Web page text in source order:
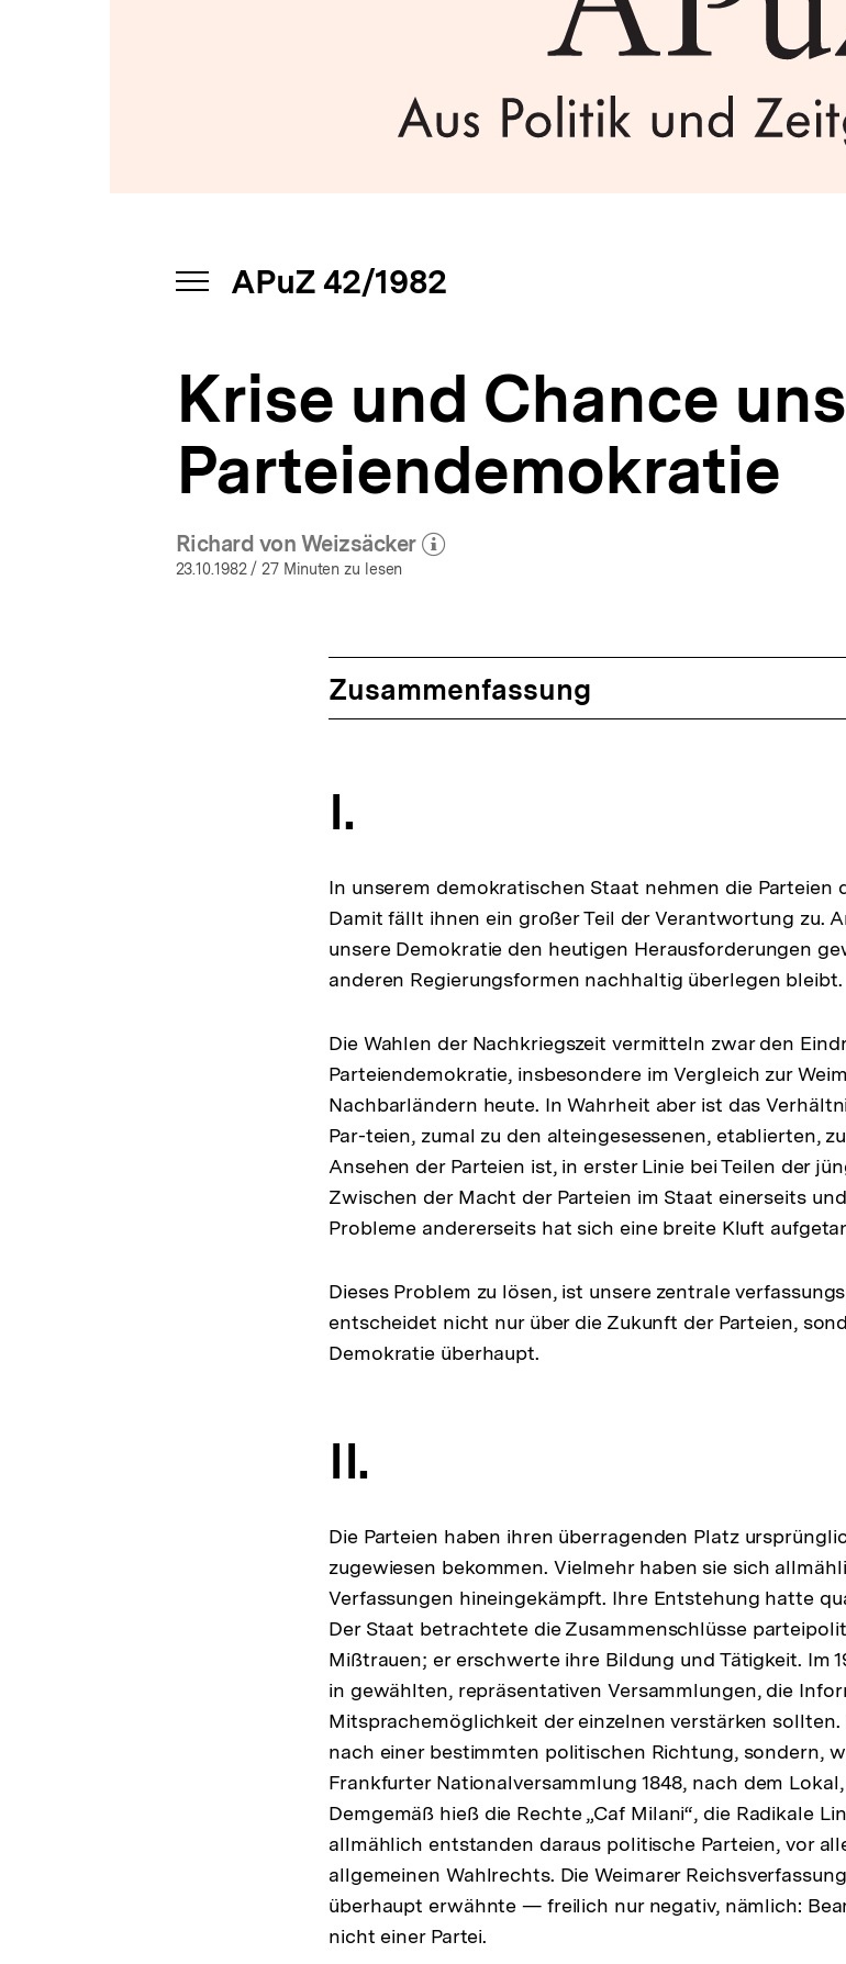
INHALTSNAVIGATION
APuZ 42/1982
Krise und Chance
Parteiendemokratie
Richard von Weizsäcker
(Mehr zum Autor)
23.10.1982/ 27 Minuten zu lesen
Zusammenfassung
I.
In unserem demokratischen Staat nehmen die Parteien
Damit fällt ihnen ein großer Teil der Verantwortung zu.
unsere Demokratie den heutigen Herausforderungen
anderen Regierungsformen nachhaltig überlegen bleibt.
Die Wahlen der Nachkriegszeit vermitteln zwar den
Parteiendemokratie, insbesondere im Vergleich zur
Nachbarländern heute. In Wahrheit aber ist das
Par-teien, zumal zu den alteingesessenen, etablierten,
Ansehen der Parteien ist, in erster Linie bei Teilen der
Zwischen der Macht der Parteien im Staat einerseits
Probleme andererseits hat sich eine breite Kluft
Dieses Problem zu lösen, ist unsere zentrale
entscheidet nicht nur über die Zukunft der Parteien,
Demokratie überhaupt.
II.
Die Parteien haben ihren überragenden Platz
zugewiesen bekommen. Vielmehr haben sie sich
Verfassungen hineingekämpft. Ihre Entstehung hatte
Der Staat betrachtete die Zusammenschlüsse
Mißtrauen; er erschwerte ihre Bildung und Tätigkeit. Im
in gewählten, repräsentativen Versammlungen, die
Mitsprachemöglichkeit der einzelnen verstärken
nach einer bestimmten politischen Richtung, sondern,
Frankfurter Nationalversammlung 1848, nach dem
Demgemäß hieß die Rechte „Caf Milani“, die Radikale
allmählich entstanden daraus politische Parteien, vor
allgemeinen Wahlrechts. Die Weimarer
überhaupt erwähnte — freilich nur negativ, nämlich:
nicht einer Partei.